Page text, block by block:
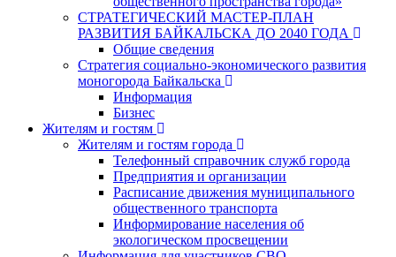
СТРАТЕГИЧЕСКИЙ МАСТЕР-ПЛАН
РАЗВИТИЯ БАЙКАЛЬСКА ДО 2040 ГОДА
Общие сведения
Стратегия социально-экономического развития
моногорода Байкальска
Информация
Бизнес
Жителям и гостям
Жителям и гостям города
Телефонный справочник служб города
Предприятия и организации
Расписание движения муниципального
общественного транспорта
Информирование населения об
экологическом просвещении